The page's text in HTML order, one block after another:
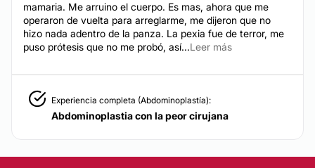
mamaria. Me arruino el cuerpo. Es mas, ahora que me
operaron de vuelta para arreglarme, me dijeron que no
hizo nada adentro de la panza. La pexia fue de terror, me
puso prótesis que no me probó, así...Leer más
Experiencia completa (Abdominoplastía):
Abdominoplastia con la peor cirujana